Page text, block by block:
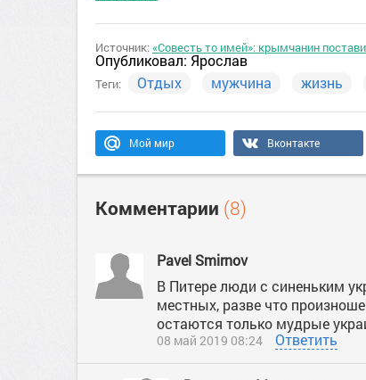
Источник:«Совесть то имей»: крымчанин
Опубликовал: Ярослав
Теги: Отдых мужчина жизнь
Мой мир Вконтакте
Комментарии (8)
Pavel Smirnov
В Питере люди с синеньким
местных, разве что
остаются только мудрые
08 май 2019 08:24 Ответить